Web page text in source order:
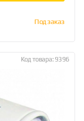
Под заказ
Код товара: 9396